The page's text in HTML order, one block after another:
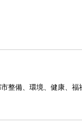
整備、環境、健康、福